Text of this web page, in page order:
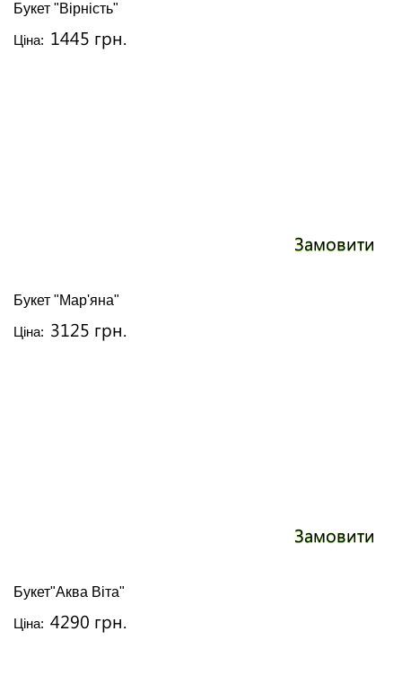
Букет "Вірність"
Ціна: 1445 грн.
Замовити
Букет "Мар'яна"
Ціна: 3125 грн.
Замовити
Букет"Аква Віта"
Ціна: 4290 грн.